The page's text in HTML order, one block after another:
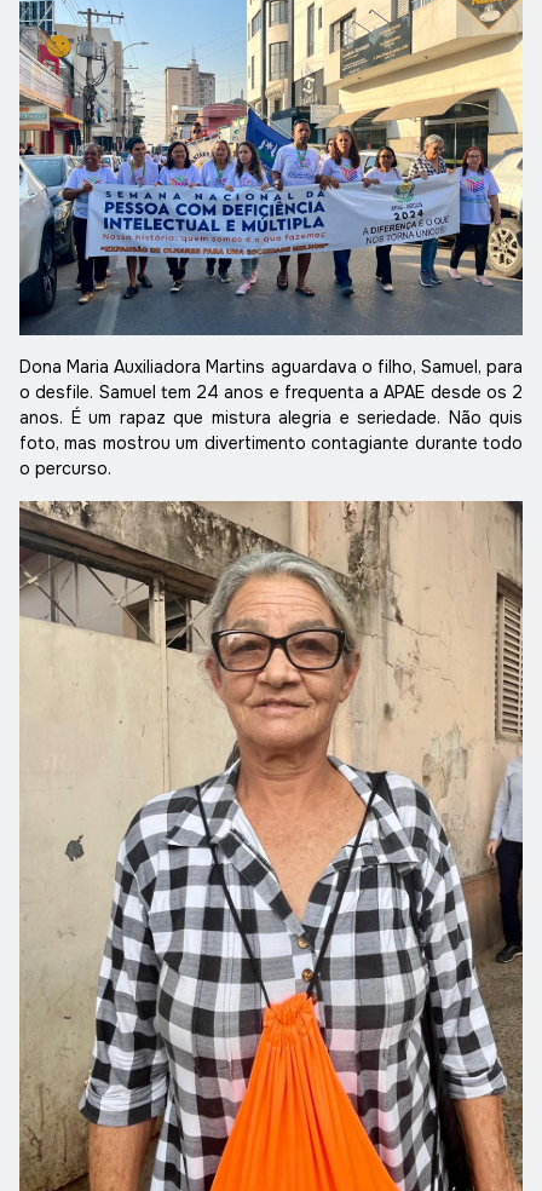
Dona Maria Auxiliadora Martins aguardava o filho, Samuel, para
o desfile. Samuel tem 24 anos e frequenta a APAE desde os 2
anos. É um rapaz que mistura alegria e seriedade. Não quis
foto, mas mostrou um divertimento contagiante durante todo
o percurso.